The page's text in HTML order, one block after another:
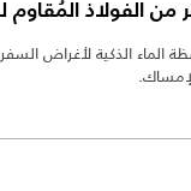
الفولاذ المُقاوم
الماء الذكية لأغراض